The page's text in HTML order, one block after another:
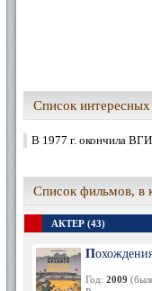
Список
В 1977 г. окончила
Список фильмов, в
АКТЕР (43)
Год: 2009